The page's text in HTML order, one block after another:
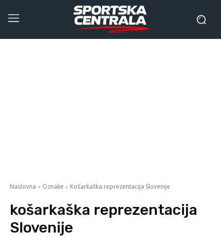
Naslovna Oznake Košarkaška reprezentacija Slovenije
košarkaška reprezentacija
Slovenije